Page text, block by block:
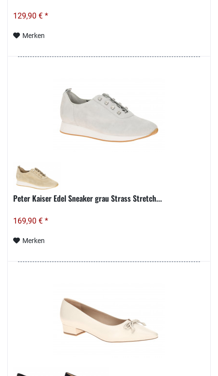
129,90 € *
Merken
Peter Kaiser Edel Sneaker grau Strass Stretch...
169,90 € *
Merken